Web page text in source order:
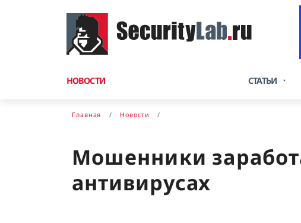
НОВОСТИ СТАТЬИ
Главная Новости
Мошенники
антивирусах